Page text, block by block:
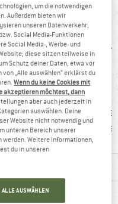
Hosenbein
sagen:
guter Schnitt
um die notwendigen
Außerdem bieten wir
unseren Datenverkehr,
Social Media-Funktionen
Social Media-, Werbe- und
diese sitzen teilweise in
Schutz deiner Daten, etwa vor
„Alle auswählen“ erklärst du
Wenn du keine Cookies mit
akzeptieren möchtest, dann
aber auch jederzeit in
auswählen. Deine
Website nicht notwendig und
unteren Bereich unserer
Weitere Informationen,
du in unseren
ALLE AUSWÄHLEN